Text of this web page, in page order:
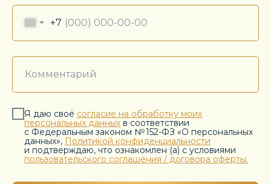
+7
Я даю своё согласие на обработку моих
персональных данных в соответствии
с Федеральным законом № 152-ФЗ «О персональных
данных», Политикой конфиденциальности
и подтверждаю, что ознакомлен (а) с условиями
пользовательского соглашения / договора оферты.